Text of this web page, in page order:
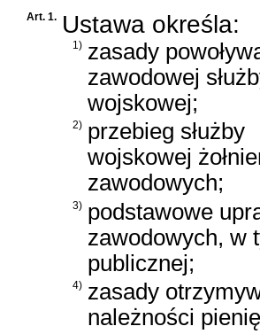
Art. 1. Ustawa określa:
1) zasady
zawodowej
wojskowej;
2) przebieg służby
wojskowej
zawodowych;
3) podstawowe
zawodowych, w
publicznej;
4) zasady
należności